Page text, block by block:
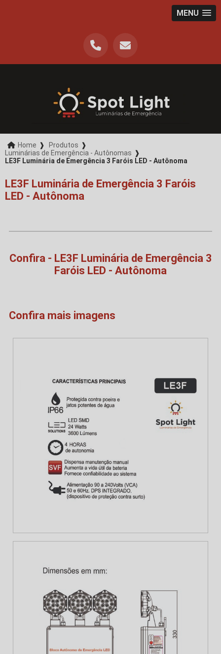
MENU
Home ❱ Produtos ❱
Luminárias de Emergência - Autônomas ❱
LE3F Luminária de Emergência 3 Faróis LED - Autônoma
LE3F Luminária de Emergência 3 Faróis
LED - Autônoma
Confira - LE3F Luminária de Emergência 3
Faróis LED - Autônoma
Confira mais imagens